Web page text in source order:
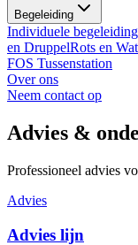
Begeleiding
Individuele begeleiding
en DruppelRots en
FOS Tussenstation
Over ons
Neem contact op
Advies &
Professioneel advies
Advies
Advies lijn